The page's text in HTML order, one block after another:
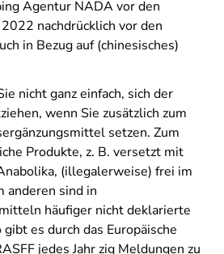
Agentur NADA vor den
nachdrücklich vor den
in Bezug auf (chinesisches)
nicht ganz einfach, sich der
wenn Sie zusätzlich zum
setzen. Zum
Produkte, z. B. versetzt mit
(illegalerweise) frei im
anderen sind in
häufiger nicht deklarierte
es durch das Europäische
jedes Jahr zig Meldungen zu